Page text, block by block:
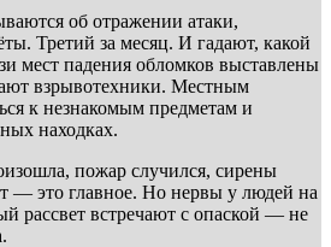
об отражении атаки,
Третий за месяц. И гадают, какой
мест падения обломков выставлены
взрывотехники. Местным
к незнакомым предметам и
находках.
пожар случился, сирены
— это главное. Но нервы у людей на
рассвет встречают с опаской — не